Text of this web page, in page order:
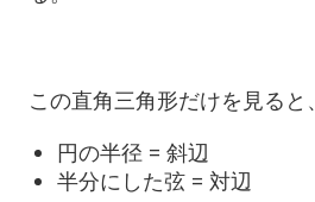
この直角三角形だけを見ると、
円の半径 = 斜辺
半分にした弦 = 対辺